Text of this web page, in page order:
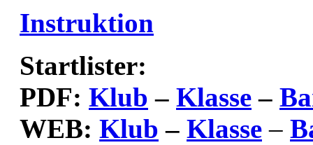
Instruktion
Startlister:
PDF: Klub – Klasse –
WEB: Klub – Klasse –